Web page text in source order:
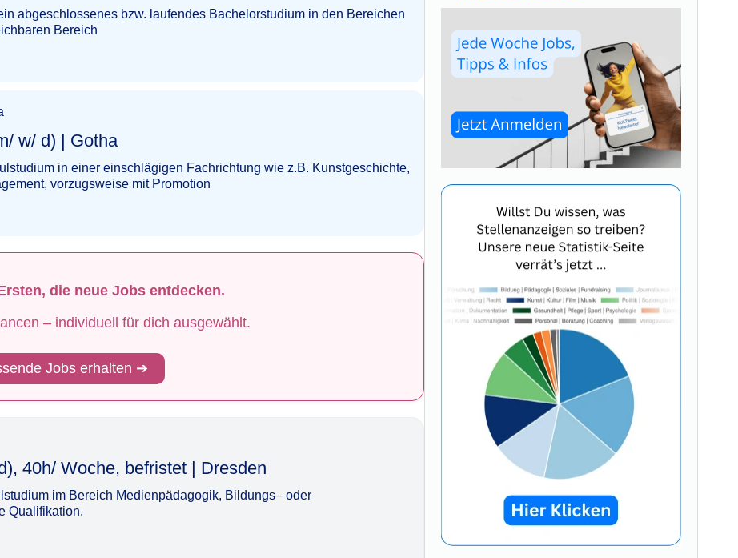
abgeschlossenes bzw. laufendes Bachelorstudium in den Bereichen
Bereich
w/ d) | Gotha​‌‌‌‌​​‌‌‌‌​‌​​‌‌​​
in einer einschlägigen Fachrichtung wie z.B. Kunstgeschichte,
vorzugsweise mit Promotion
die neue Jobs entdecken.
– individuell für dich ausgewählt.
Jobs erhalten ➔
40h/ Woche, befristet | Dresden​‌‌‌‌​‌​‌‌‌‌‌‌​​​‌​
im Bereich Medienpädagogik, Bildungs– oder
Qualifikation.